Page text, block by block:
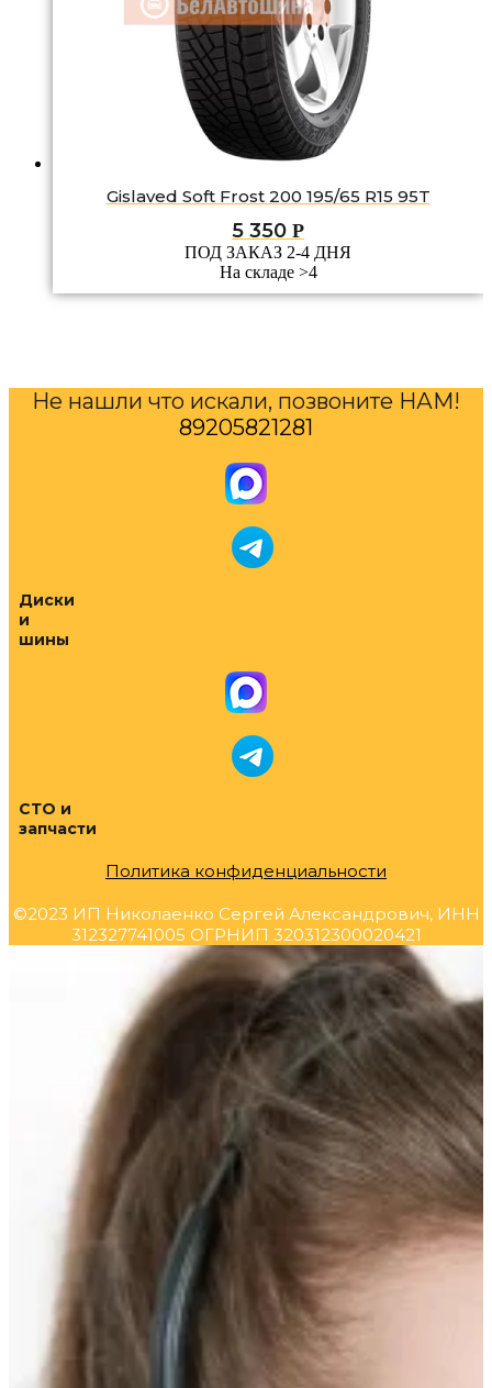
Gislaved Soft Frost 200 195/65 R15 95T
5 350 Р
ПОД ЗАКАЗ 2-4 ДНЯ
На складе >4
Не нашли что искали, позвоните НАМ!
89205821281
Диски
и
шины
СТО и
запчасти
Политика конфиденциальности
©2023 ИП Николаенко Сергей Александрович, ИНН
312327741005 ОГРНИП 320312300020421